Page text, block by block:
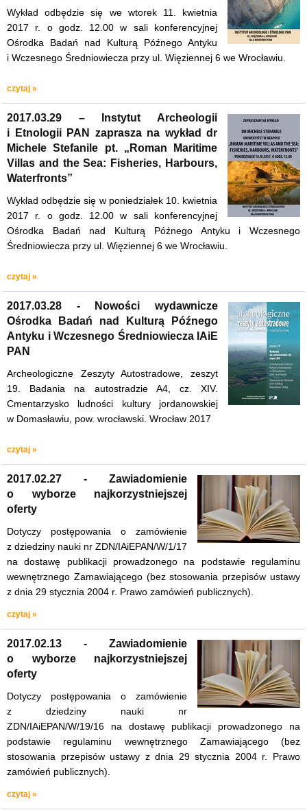
Wykład odbędzie się we wtorek 11. kwietnia
2017 r. o godz. 12.00 w sali konferencyjnej
Ośrodka Badań nad Kulturą Późnego Antyku
i Wczesnego Średniowiecza przy ul. Więziennej 6 we Wrocławiu.
czytaj »
2017.03.29 – Instytut Archeologii
i Etnologii PAN zaprasza na wykład dr
Michele Stefanile pt. „Roman Maritime
Villas and the Sea: Fisheries, Harbours,
Waterfronts”
Wykład odbędzie się w poniedziałek 10. kwietnia
2017 r. o godz. 12.00 w sali konferencyjnej
Ośrodka Badań nad Kulturą Późnego Antyku i Wczesnego
Średniowiecza przy ul. Więziennej 6 we Wrocławiu.
czytaj »
2017.03.28 - Nowości wydawnicze
Ośrodka Badań nad Kulturą Późnego
Antyku i Wczesnego Średniowiecza IAiE
PAN
Archeologiczne Zeszyty Autostradowe, zeszyt
19. Badania na autostradzie A4, cz. XIV.
Cmentarzysko ludności kultury jordanowskiej
w Domasławiu, pow. wrocławski. Wrocław 2017
czytaj »
2017.02.27 - Zawiadomienie
o wyborze najkorzystniejszej
oferty
Dotyczy postępowania o zamówienie
z dziedziny nauki nr ZDN/IAiEPAN/W/1/17
na dostawę publikacji prowadzonego na podstawie regulaminu
wewnętrznego Zamawiającego (bez stosowania przepisów ustawy
z dnia 29 stycznia 2004 r. Prawo zamówień publicznych).
czytaj »
2017.02.13 - Zawiadomienie
o wyborze najkorzystniejszej
oferty
Dotyczy postępowania o zamówienie
z dziedziny nauki nr
ZDN/IAiEPAN/W/19/16 na dostawę publikacji prowadzonego na
podstawie regulaminu wewnętrznego Zamawiającego (bez
stosowania przepisów ustawy z dnia 29 stycznia 2004 r. Prawo
zamówień publicznych).
czytaj »